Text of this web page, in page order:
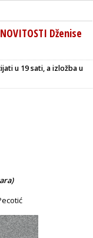
Dženise
u 19 sati, a izložba u